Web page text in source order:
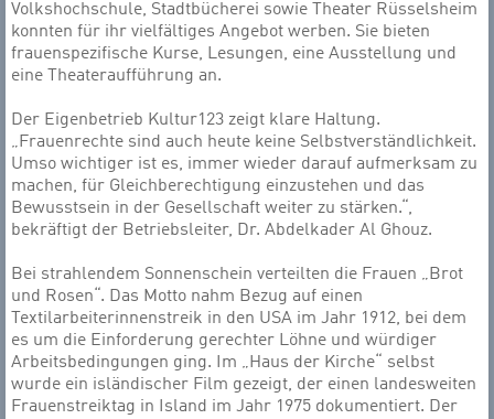
Volkshochschule, Stadtbücherei sowie Theater Rüsselsheim
konnten für ihr vielfältiges Angebot werben. Sie bieten
frauenspezifische Kurse, Lesungen, eine Ausstellung und
eine Theateraufführung an.
Der Eigenbetrieb Kultur123 zeigt klare Haltung.
„Frauenrechte sind auch heute keine Selbstverständlichkeit.
Umso wichtiger ist es, immer wieder darauf aufmerksam zu
machen, für Gleichberechtigung einzustehen und das
Bewusstsein in der Gesellschaft weiter zu stärken.“,
bekräftigt der Betriebsleiter, Dr. Abdelkader Al Ghouz.
Bei strahlendem Sonnenschein verteilten die Frauen „Brot
und Rosen“. Das Motto nahm Bezug auf einen
Textilarbeiterinnenstreik in den USA im Jahr 1912, bei dem
es um die Einforderung gerechter Löhne und würdiger
Arbeitsbedingungen ging. Im „Haus der Kirche“ selbst
wurde ein isländischer Film gezeigt, der einen landesweiten
Frauenstreiktag in Island im Jahr 1975 dokumentiert. Der